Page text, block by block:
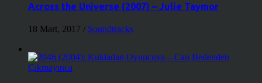
Across the Universe (2007) – Julie Taymor
18 Mart, 2017 / Soundtracks